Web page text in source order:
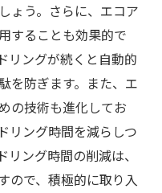
ょう。さらに、エコア
することも効果的で
リングが続くと自動的
を防ぎます。また、エ
の技術も進化してお
リング時間を減らしつ
ング時間の削減は、
ので、積極的に取り入